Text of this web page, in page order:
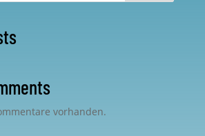
vorhanden.